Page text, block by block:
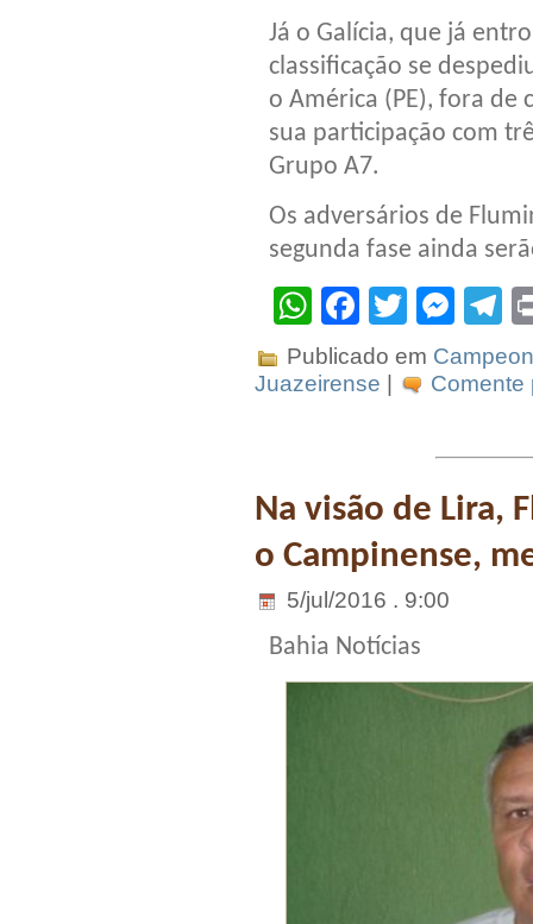
Já o Galícia, que já
classificação se
o América (PE), fora de
sua participação com
Grupo A7.
Os adversários de
segunda fase ainda
WhatsApp
Facebook
Twitter
Publicado em
Juazeirense | Comente
Na visão de Lira,
o Campinense,
5/jul/2016 . 9:00
Bahia Notícias